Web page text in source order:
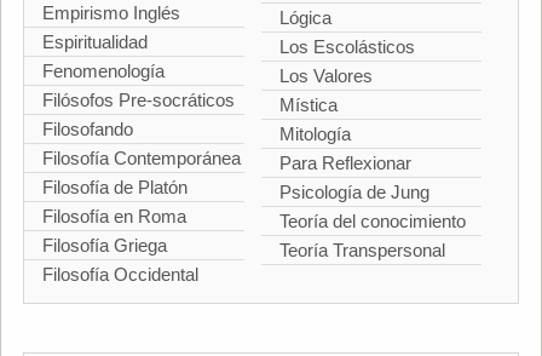
Empirismo Inglés
Espiritualidad
Fenomenología
Filósofos Pre-socráticos
Filosofando
Filosofía Contemporánea
Filosofía de Platón
Filosofía en Roma
Filosofía Griega
Filosofía Occidental
Lógica
Los Escolásticos
Los Valores
Mística
Mitología
Para Reflexionar
Psicología de Jung
Teoría del conocimiento
Teoría Transpersonal